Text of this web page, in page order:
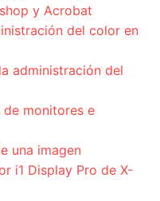
y Acrobat
del color en
administración del
monitores e
una imagen
i1 Display Pro de X-